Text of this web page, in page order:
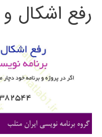
ج
ی
رفع اشکال